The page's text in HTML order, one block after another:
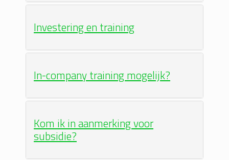
Investering en training
In-company training mogelijk?
Kom ik in aanmerking voor
subsidie?